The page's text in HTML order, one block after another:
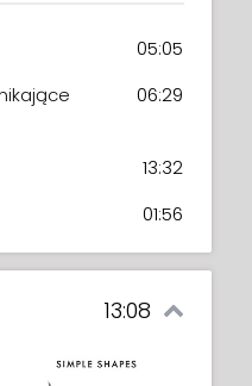
05:05
06:29
13:32
01:56
13:08